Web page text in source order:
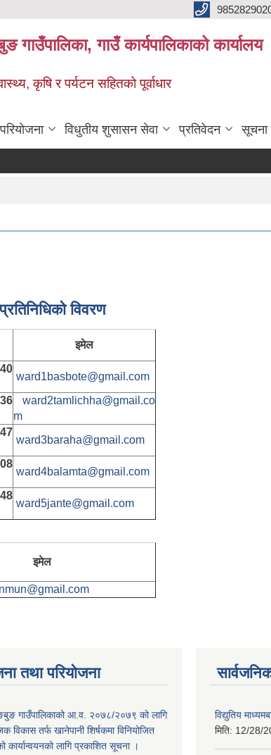
गाउँपालिका, गाउँ कार्यपालिकाको कार्यालय
कृषि र पर्यटन सहितको पूर्वाधार
विधुतीय शुसासन सेवा प्रतिवेदन सूचना
विवरण
इमेल
ward1basbote@gmail.com
ward2tamlichha@gmail.co
m
ward3baraha@gmail.com
ward4balamta@gmail.com
ward5jante@gmail.com
इमेल
तथा परियोजना
गाउँपालिकाको आ.व. २०७८/२०७९ को लागि
विकास तर्फ खानेपानी शिर्षकमा विनियोजित
कार्यान्वयनको लागि प्रकाशित सूचना ।
विद्युतिय
मिति: 12/28/